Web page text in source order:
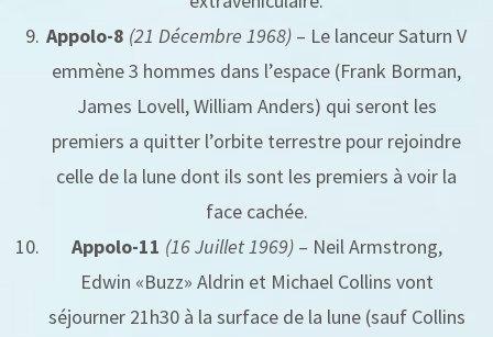
Appolo-8 (21 Décembre 1968) – Le lanceur Saturn V
emmène 3 hommes dans l’espace (Frank Borman,
James Lovell, William Anders) qui seront les
premiers a quitter l’orbite terrestre pour rejoindre
celle de la lune dont ils sont les premiers à voir la
face cachée.
Appolo-11 (16 Juillet 1969)– Neil Armstrong,
Edwin «Buzz» Aldrin et Michael Collins vont
séjourner 21h30 à la surface de la lune (sauf Collins